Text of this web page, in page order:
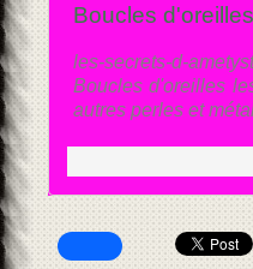
Boucles
les-secrets-d-
Boucles d'oreilles
autres perles et